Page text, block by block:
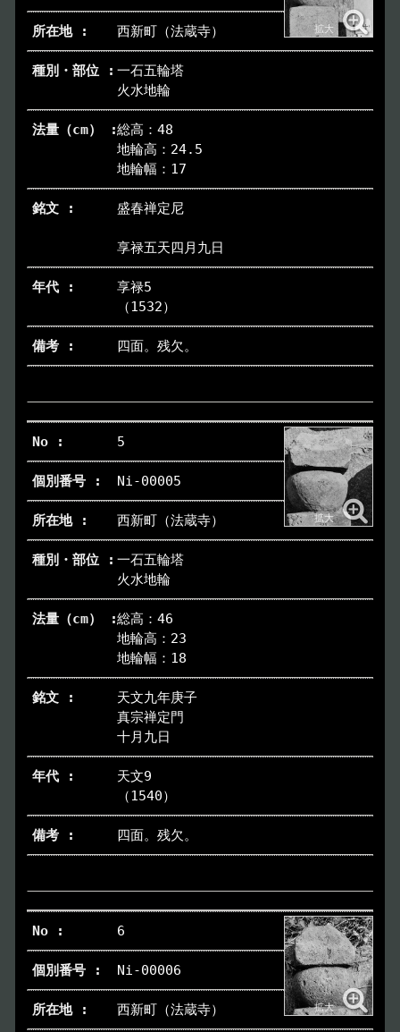
西新町（法蔵寺）
一石五輪塔
火水地輪
総高：48
地輪高：24.5
地輪幅：17
盛春禅定尼
享禄五天四月九日
享禄5
（1532）
四面。残欠。
5
Ni-00005
西新町（法蔵寺）
一石五輪塔
火水地輪
総高：46
地輪高：23
地輪幅：18
天文九年庚子
真宗禅定門
十月九日
天文9
（1540）
四面。残欠。
6
Ni-00006
西新町（法蔵寺）